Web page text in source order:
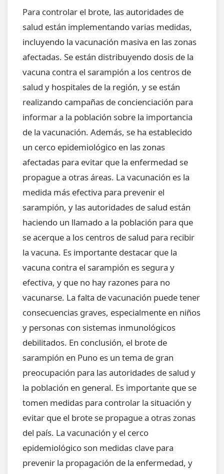
Para controlar el brote, las autoridades de
salud están implementando varias medidas,
incluyendo la vacunación masiva en las zonas
afectadas. Se están distribuyendo dosis de la
vacuna contra el sarampión a los centros de
salud y hospitales de la región, y se están
realizando campañas de concienciación para
informar a la población sobre la importancia
de la vacunación. Además, se ha establecido
un cerco epidemiológico en las zonas
afectadas para evitar que la enfermedad se
propague a otras áreas. La vacunación es la
medida más efectiva para prevenir el
sarampión, y las autoridades de salud están
haciendo un llamado a la población para que
se acerque a los centros de salud para recibir
la vacuna. Es importante destacar que la
vacuna contra el sarampión es segura y
efectiva, y que no hay razones para no
vacunarse. La falta de vacunación puede tener
consecuencias graves, especialmente en niños
y personas con sistemas inmunológicos
debilitados. En conclusión, el brote de
sarampión en Puno es un tema de gran
preocupación para las autoridades de salud y
la población en general. Es importante que se
tomen medidas para controlar la situación y
evitar que el brote se propague a otras zonas
del país. La vacunación y el cerco
epidemiológico son medidas clave para
prevenir la propagación de la enfermedad, y